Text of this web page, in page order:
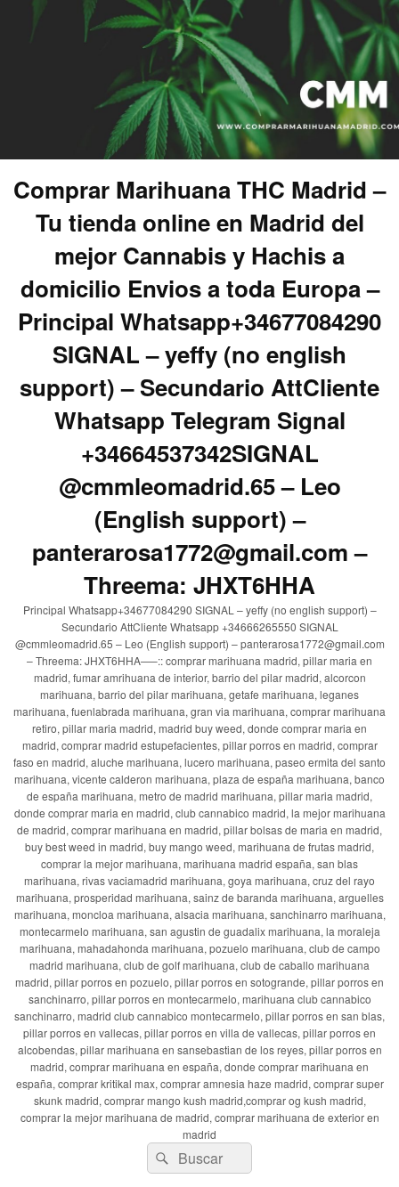
Comprar Marihuana THC Madrid –
Tu tienda online en Madrid del
mejor Cannabis y Hachis a
domicilio Envios a toda Europa –
Principal Whatsapp+34677084290
SIGNAL – yeffy (no english
support) – Secundario AttCliente
Whatsapp Telegram Signal
+34664537342SIGNAL
@cmmleomadrid.65 – Leo
(English support) –
panterarosa1772@gmail.com –
Threema: JHXT6HHA
Principal Whatsapp+34677084290 SIGNAL – yeffy (no english support) –
Secundario AttCliente Whatsapp +34666265550 SIGNAL
@cmmleomadrid.65 – Leo (English support) – panterarosa1772@gmail.com
– Threema: JHXT6HHA—–:: comprar marihuana madrid, pillar maria en
madrid, fumar amrihuana de interior, barrio del pilar madrid, alcorcon
marihuana, barrio del pilar marihuana, getafe marihuana, leganes
marihuana, fuenlabrada marihuana, gran via marihuana, comprar marihuana
retiro, pillar maria madrid, madrid buy weed, donde comprar maria en
madrid, comprar madrid estupefacientes, pillar porros en madrid, comprar
faso en madrid, aluche marihuana, lucero marihuana, paseo ermita del santo
marihuana, vicente calderon marihuana, plaza de españa marihuana, banco
de españa marihuana, metro de madrid marihuana, pillar maria madrid,
donde comprar maria en madrid, club cannabico madrid, la mejor marihuana
de madrid, comprar marihuana en madrid, pillar bolsas de maria en madrid,
buy best weed in madrid, buy mango weed, marihuana de frutas madrid,
comprar la mejor marihuana, marihuana madrid españa, san blas
marihuana, rivas vaciamadrid marihuana, goya marihuana, cruz del rayo
marihuana, prosperidad marihuana, sainz de baranda marihuana, arguelles
marihuana, moncloa marihuana, alsacia marihuana, sanchinarro marihuana,
montecarmelo marihuana, san agustin de guadalix marihuana, la moraleja
marihuana, mahadahonda marihuana, pozuelo marihuana, club de campo
madrid marihuana, club de golf marihuana, club de caballo marihuana
madrid, pillar porros en pozuelo, pillar porros en sotogrande, pillar porros en
sanchinarro, pillar porros en montecarmelo, marihuana club cannabico
sanchinarro, madrid club cannabico montecarmelo, pillar porros en san blas,
pillar porros en vallecas, pillar porros en villa de vallecas, pillar porros en
alcobendas, pillar marihuana en sansebastian de los reyes, pillar porros en
madrid, comprar marihuana en españa, donde comprar marihuana en
españa, comprar kritikal max, comprar amnesia haze madrid, comprar super
skunk madrid, comprar mango kush madrid,comprar og kush madrid,
comprar la mejor marihuana de madrid, comprar marihuana de exterior en
madrid
Buscar
por:
Buscar